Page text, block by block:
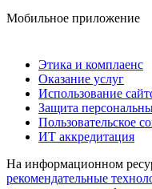
Мобильное приложение
Этика и комплаенс
Оказание услуг
Использование
Защита
Пользовательское
ИТ аккредитация
На информационном
рекомендательные